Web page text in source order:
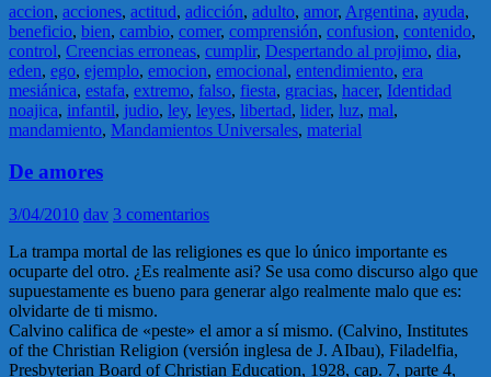
accion, acciones, actitud, adicción, adulto, amor, Argentina, ayuda,
beneficio, bien, cambio, comer, comprensión, confusion, contenido,
control, Creencias erroneas, cumplir, Despertando al projimo, dia,
eden, ego, ejemplo, emocion, emocional, entendimiento, era
mesiánica, estafa, extremo, falso, fiesta, gracias, hacer, Identidad
noajica, infantil, judio, ley, leyes, libertad, lider, luz, mal,
mandamiento, Mandamientos Universales, material
De amores
3/04/2010 dav 3 comentarios
La trampa mortal de las religiones es que lo único importante es
ocuparte del otro. ¿Es realmente asi? Se usa como discurso algo que
supuestamente es bueno para generar algo realmente malo que es:
olvidarte de ti mismo.
Calvino califica de «peste» el amor a sí mismo. (Calvino, Institutes
of the Christian Religion (versión inglesa de J. AIbau), Filadelfia,
Presbyterian Board of Christian Education, 1928, cap. 7, parte 4,